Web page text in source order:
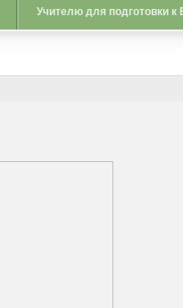
Учителю для подготовки